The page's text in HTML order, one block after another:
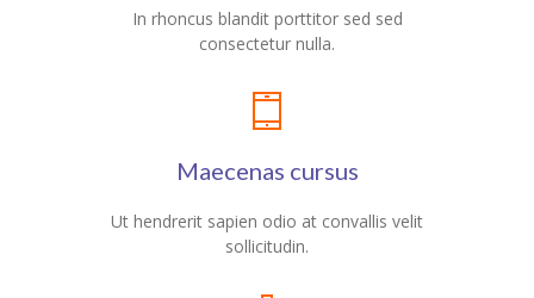
In rhoncus blandit porttitor sed sed
consectetur nulla.
Maecenas cursus
Ut hendrerit sapien odio at convallis velit
sollicitudin.